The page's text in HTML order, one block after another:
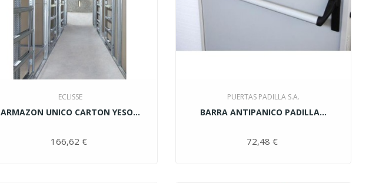
ECLISSE
ARMAZON UNICO CARTON YESO...
166,62 €
PUERTAS PADILLA S.A.
BARRA ANTIPANICO PADILLA...
72,48 €